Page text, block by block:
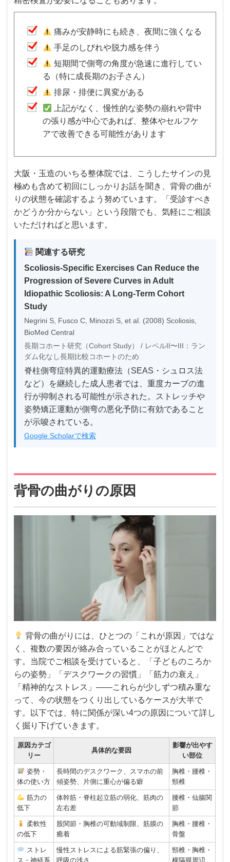
痛みが安静時にも続き、夜間に強くなる
手足のしびれや脱力感を伴う
短期間で側弯の角度が急速に進行してい
る（特に成長期のお子さん）
排尿・排便に異変がある
上記がなく、慢性的な姿勢の崩れや背中
の張り感が中心であれば、整体やセルフケ
アで改善できる可能性があります
大阪・玉造のいちる整体院では、こうしたサインの見
極めも含めて初回にしっかりお話を聞き、背骨の曲が
りの状態を確認するよう努めています。「受診すべき
かどうか分からない」という段階でも、気軽にご相談
いただければと思います。
関連する研究
Scoliosis-Specific Exercises Can Reduce the
Progression of Severe Curves in Adult
Idiopathic Scoliosis: A Long-Term Cohort
Study
Negrini S, Fusco C, Minozzi S, et al. (2008) Scoliosis,
BioMed Central
長期コホート研究（Cohort Study） / レベルII〜III：ラン
ダム化なし長期比較コホートのため
脊柱側弯症特異的運動療法（SEAS・シュロス法
など）を継続した成人患者では、重度カーブの進
行が抑制される可能性が示された。ストレッチや
姿勢矯正運動が側弯の悪化予防に有効であること
が示唆されている。
Google Scholarで検索
背骨の曲がりの原因
背骨の曲がりには、ひとつの「これが原因」ではな
く、複数の要因が絡み合っていることがほとんどで
す。当院でご相談を受けていると、「子どものころか
らの姿勢」「デスクワークの習慣」「筋力の衰え」
「精神的なストレス」——これらが少しずつ積み重な
って、今の状態をつくり出しているケースが大半で
す。以下では、特に関係が深い4つの原因について詳し
く掘り下げていきます。
原因カテゴ
リー
具体的な要因
影響が出やす
い部位
姿勢・
体の使い方
長時間のデスクワーク、スマホの前
傾姿勢、片側に重心が偏る癖
胸椎・腰椎・
頸椎
筋力の
低下
体幹筋・脊柱起立筋の弱化、筋肉の
左右差
腰椎・仙腸関
節
柔軟性
の低下
股関節・胸椎の可動域制限、筋膜の
癒着
胸椎・腰椎・
骨盤
ストレ
ス・神経系
慢性ストレスによる筋緊張の偏り、
呼吸の浅さ
頸椎・胸椎・
横隔膜周辺